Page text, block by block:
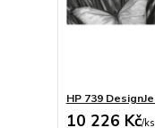
HP 739
10 226 Kč/ks